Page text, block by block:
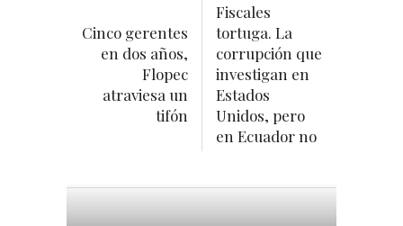
Cinco gerentes
en dos años,
Flopec
atraviesa un
tifón
Fiscales
tortuga. La
corrupción que
investigan en
Estados
Unidos, pero
en Ecuador no